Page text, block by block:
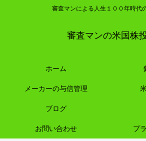
審査マンによる人生１００年時代
審査マンの米国株
ホーム
メーカーの与信管理
ブログ
お問い合わせ プ